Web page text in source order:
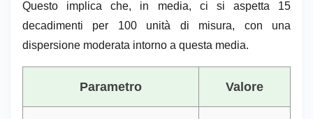
Questo implica che, in media, ci si aspetta 15
decadimenti per 100 unità di misura, con una
dispersione moderata intorno a questa media.
Parametro Valore